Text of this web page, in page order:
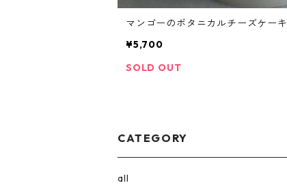
マンゴーのボタニカルチーズケーキ
¥5,700
SOLD OUT
CATEGORY
all